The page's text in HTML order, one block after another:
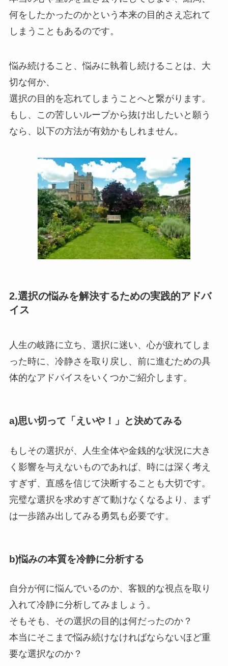
何をしたかったのかという本来の目的さえ忘れて
しまうこともあるのです。
悩み続けること、悩みに執着し続けることは、大
切な何か、
選択の目的を忘れてしまうことへと繋がります。
もし、この苦しいループから抜け出したいと願う
なら、以下の方法が有効かもしれません。
2.選択の悩みを解決するための実践的アドバ
イス
人生の岐路に立ち、選択に迷い、心が疲れてしま
った時に、冷静さを取り戻し、前に進むための具
体的なアドバイスをいくつかご紹介します。
a)思い切って「えいや！」と決めてみる
もしその選択が、人生全体や金銭的な状況に大き
く影響を与えないものであれば、時には深く考え
すぎず、直感を信じて決断することも大切です。
完璧な選択を求めすぎて動けなくなるより、まず
は一歩踏み出してみる勇気も必要です。
b)悩みの本質を冷静に分析する
自分が何に悩んでいるのか、客観的な視点を取り
入れて冷静に分析してみましょう。
そもそも、その選択の目的は何だったのか？
本当にそこまで悩み続けなければならないほど重
要な選択なのか？